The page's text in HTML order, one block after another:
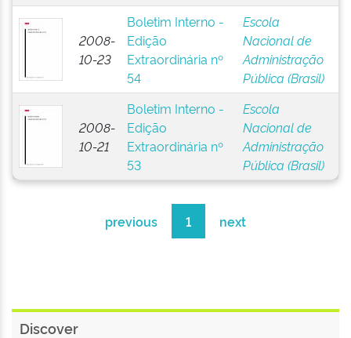
2008-
10-23
Boletim Interno -
Edição
Extraordinária nº
54
Escola
Nacional de
Administração
Pública (Brasil)
2008-
10-21
Boletim Interno -
Edição
Extraordinária nº
53
Escola
Nacional de
Administração
Pública (Brasil)
previous 1 next
Discover